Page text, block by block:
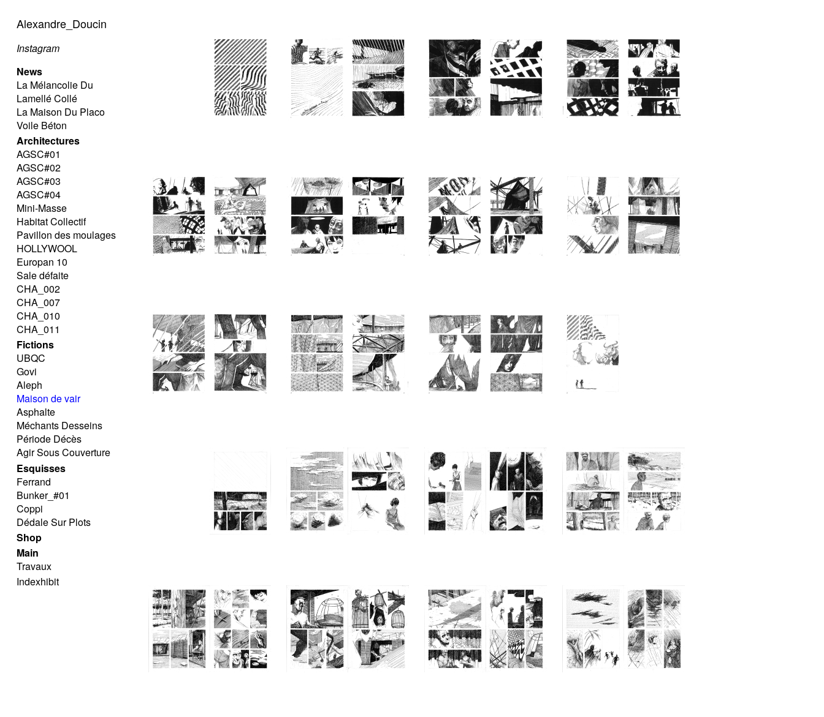
Alexandre_Doucin
Instagram
News
La Mélancolie Du
Lamellé Collé
La Maison Du Placo
Voile Béton
Architectures
AGSC#01
AGSC#02
AGSC#03
AGSC#04
Mini-Masse
Habitat Collectif
Pavillon des moulages
HOLLYWOOL
Europan 10
Sale défaite
CHA_002
CHA_007
CHA_010
CHA_011
Fictions
UBQC
Govi
Aleph
Maison de vair
Asphalte
Méchants Desseins
Période Décès
Agir Sous Couverture
Esquisses
Ferrand
Bunker_#01
Coppi
Dédale Sur Plots
Shop
Main
Travaux
Indexhibit